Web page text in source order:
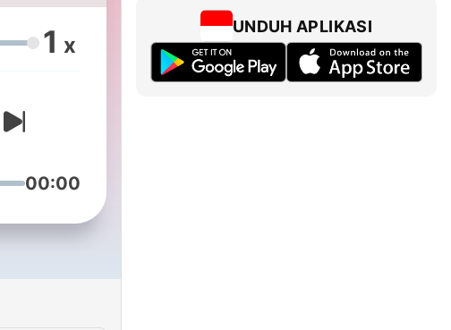
1 x
00:00
UNDUH APLIKASI